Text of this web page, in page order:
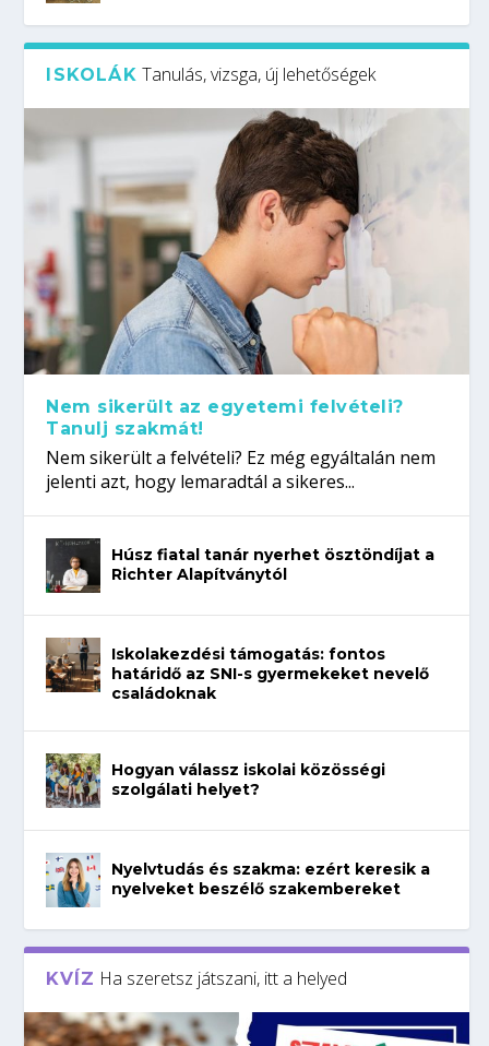
ISKOLÁK Tanulás, vizsga, új lehetőségek
Nem sikerült az egyetemi felvételi?
Tanulj szakmát!
Nem sikerült a felvételi? Ez még egyáltalán nem
jelenti azt, hogy lemaradtál a sikeres...
Húsz fiatal tanár nyerhet ösztöndíjat a
Richter Alapítványtól
Iskolakezdési támogatás: fontos
határidő az SNI-s gyermekeket nevelő
családoknak
Hogyan válassz iskolai közösségi
szolgálati helyet?
Nyelvtudás és szakma: ezért keresik a
nyelveket beszélő szakembereket
KVÍZ Ha szeretsz játszani, itt a helyed